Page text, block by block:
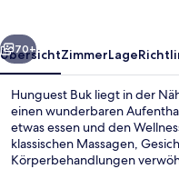
Weiter
70+
ÜbersichtZimmerLage
Hunguest Buk liegt in der
einen wunderbaren
etwas essen und den
klassischen Massagen,
Körperbehandlungen